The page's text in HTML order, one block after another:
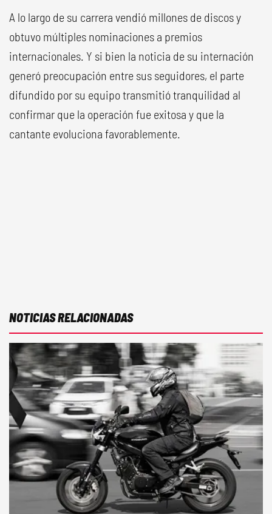
A lo largo de su carrera vendió millones de discos y
obtuvo múltiples nominaciones a premios
internacionales. Y si bien la noticia de su internación
generó preocupación entre sus seguidores, el parte
difundido por su equipo transmitió tranquilidad al
confirmar que la operación fue exitosa y que la
cantante evoluciona favorablemente.
NOTICIAS RELACIONADAS